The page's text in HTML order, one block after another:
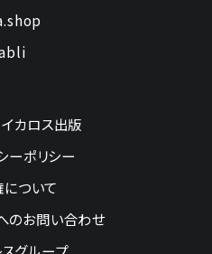
カロス出版
ーポリシー
ついて
のお問い合わせ